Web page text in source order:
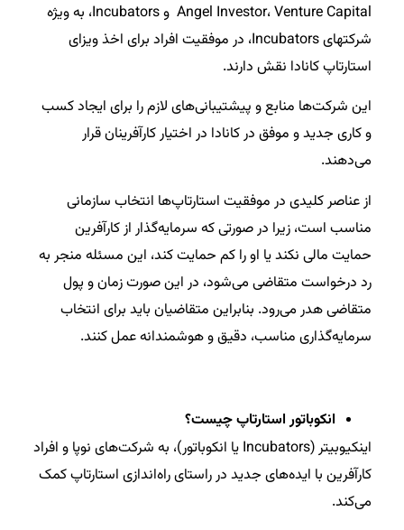
Angel Investor، Venture Capital و Incubators، به ویژه
شرکتهای Incubators، در موفقیت افراد برای اخذ ویزای
استارتاپ کانادا نقش دارند.
این شرکت‌ها منابع و پیشتیبانی‌های لازم را برای ایجاد کسب
و کاری جدید و موفق در کانادا در اختیار کارآفرینان قرار
می‌دهند.
از عناصر کلیدی در موفقیت استارتاپ‌ها انتخاب سازمانی
مناسب است، زیرا در صورتی که سرمایه‌گذار از کارآفرین
حمایت مالی نکند یا او را کم حمایت کند، این مسئله منجر به
رد درخواست متقاضی می‌شود، در این صورت زمان و پول
متقاضی هدر می‌رود. بنابراین متقاضیان باید برای انتخاب
سرمایه‌گذاری مناسب، دقیق و هوشمندانه عمل کنند.
انکوباتور استارتاپ چیست؟
اینکیوبیتر (Incubators یا انکوباتور)، به شرکت‌های نوپا و افراد
کارآفرین با ایده‌های جدید در راستای راه‌اندازی استارتاپ کمک
می‌کند.